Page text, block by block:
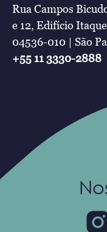
Rua Campos
e 12, Edifício
04536-010 | São
+55 11 3330-2888